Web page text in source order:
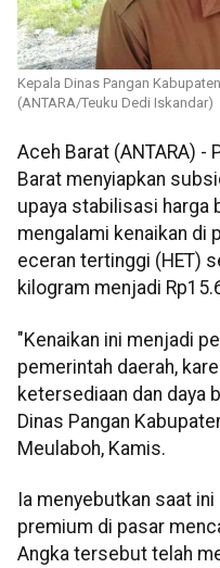
Kepala Dinas Pangan
(ANTARA/Teuku Dedi Iskandar)
Aceh Barat (ANTARA) -
Barat menyiapkan
upaya stabilisasi harga
mengalami kenaikan di
eceran tertinggi (HET)
kilogram menjadi
"Kenaikan ini menjadi
pemerintah daerah,
ketersediaan dan daya
Dinas Pangan
Meulaboh, Kamis.
Ia menyebutkan saat
premium di pasar
Angka tersebut telah